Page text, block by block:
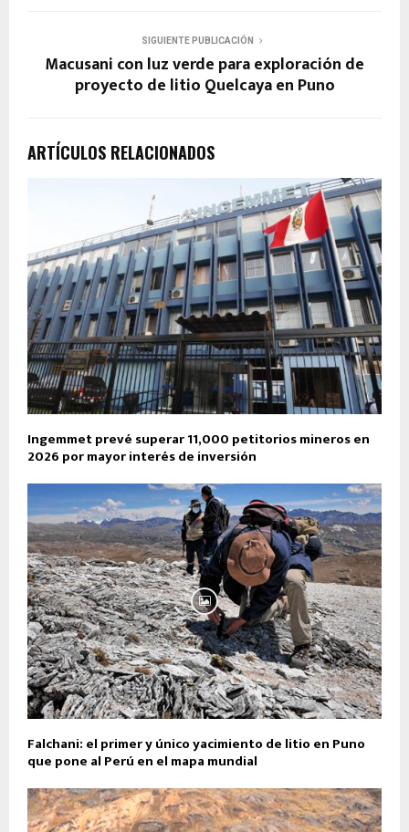
SIGUIENTE PUBLICACIÓN
Macusani con luz verde para exploración de
proyecto de litio Quelcaya en Puno
ARTÍCULOS RELACIONADOS
Ingemmet prevé superar 11,000 petitorios mineros en
2026 por mayor interés de inversión
Falchani: el primer y único yacimiento de litio en Puno
que pone al Perú en el mapa mundial